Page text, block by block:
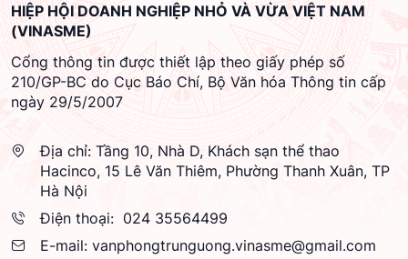
HIỆP HỘI DOANH NGHIỆP NHỎ VÀ VỪA VIỆT NAM
(VINASME)
Cổng thông tin được thiết lập theo giấy phép số
210/GP-BC do Cục Báo Chí, Bộ Văn hóa Thông tin cấp
ngày 29/5/2007
Địa chỉ: Tầng 10, Nhà D, Khách sạn thể thao
Hacinco, 15 Lê Văn Thiêm, Phường Thanh Xuân, TP
Hà Nội
Điện thoại: 024 35564499
E-mail: vanphongtrunguong.vinasme@gmail.com